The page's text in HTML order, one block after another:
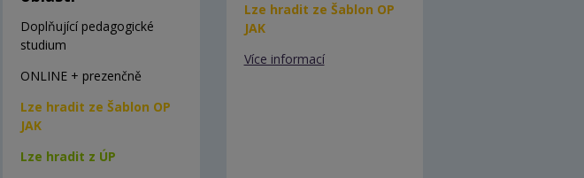
Doplňující pedagogické
studium
ONLINE + prezenčně
Lze hradit ze Šablon OP
JAK
Lze hradit z ÚP
Lze hradit ze Šablon OP
JAK
Více informací